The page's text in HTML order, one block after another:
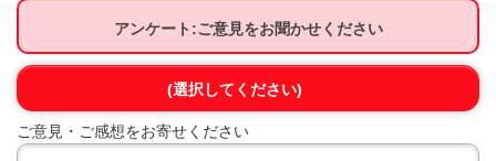
アンケート:ご意見をお聞かせください
(選択してください)
ご意見・ご感想をお寄せください